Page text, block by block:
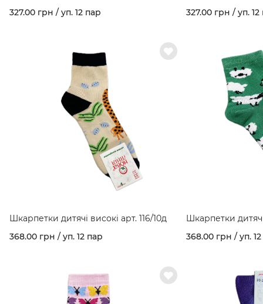
327.00 грн / уп. 12 пар
кольорів в
327.00 грн / уп. 12
Шкарпетки дитячі високі арт. 116/10д
368.00 грн / уп. 12 пар
Шкарпетки дитячі
368.00 грн / уп.